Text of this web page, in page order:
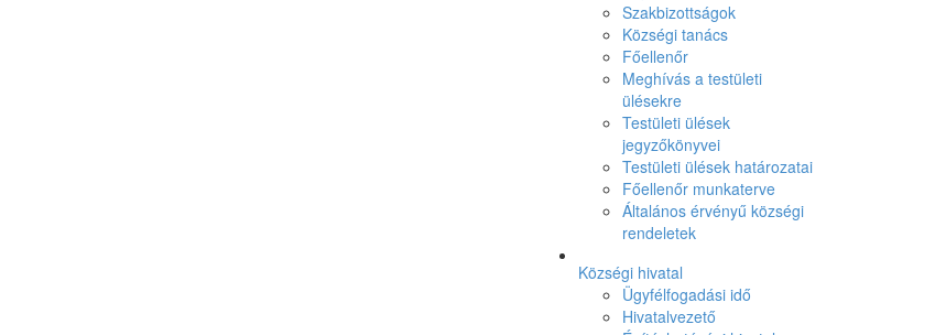
Szakbizottságok
Községi tanács
Főellenőr
Meghívás a testületi
ülésekre
Testületi ülések
jegyzőkönyvei
Testületi ülések határozatai
Főellenőr munkaterve
Általános érvényű községi
rendeletek
Községi hivatal
Ügyfélfogadási idő
Hivatalvezető